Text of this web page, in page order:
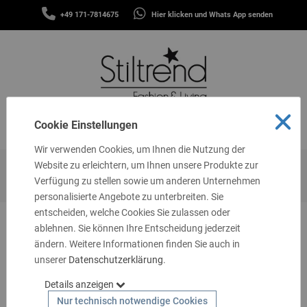
+49 171-7814675 Hier klicken und Whats App senden
MENÜ
SCHALS
STIRNBÄNDER
GUTSCHEINE
TASCHEN
&
MEHR
LIVING
SCHMUCK
SOCKEN
Startseite Sitemap
Sitemap
Unser Angebot
Cookie Einstellungen
Wir verwenden Cookies, um Ihnen die Nutzung der
Website zu erleichtern, um Ihnen unsere Produkte zur
Verfügung zu stellen sowie um anderen Unternehmen
personalisierte Angebote zu unterbreiten. Sie
entscheiden, welche Cookies Sie zulassen oder
ablehnen. Sie können Ihre Entscheidung jederzeit
ändern. Weitere Informationen finden Sie auch in
unserer Datenschutzerklärung.
Details anzeigen
Nur technisch notwendige Cookies